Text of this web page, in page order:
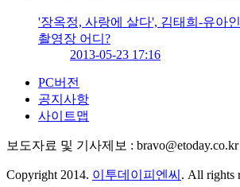
'장옥정, 사랑에 살다', 김태희-유아
촬영장 어디?
2013-05-23 17:16
PC버전
공지사항
사이트맵
보도자료 및 기사제보 : bravo@etoday.co.kr
Copyright 2014. 이투데이피엔씨 . All rights